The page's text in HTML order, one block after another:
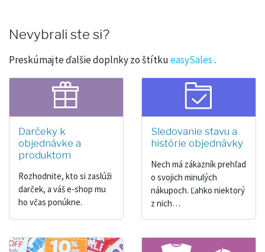
Nevybrali ste si?
Preskúmajte ďalšie doplnky zo štítkueasySales.
Darčeky k
objednávke a
produktom
Rozhodnite, kto si zaslúži
darček, a váš e-shop mu
ho včas ponúkne.
Sledovanie stavu a
histórie objednávky
Nech má zákazník prehľad
o svojich minulých
nákupoch. Ľahko niektorý
z nich…